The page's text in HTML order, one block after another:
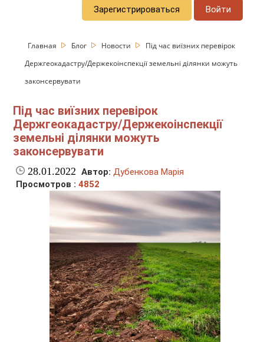
Зарегистрироваться Войти
Главная Блог Новости
Під час виїзних перевірок
Держгеокадастру/Держекоінспекції земельні ділянки можуть
законсервувати
Під час виїзних перевірок
Держгеокадастру/Держекоінспекції
земельні ділянки можуть
законсервувати
28.01.2022 Автор: Дубенкова Марія
Просмотров :4852